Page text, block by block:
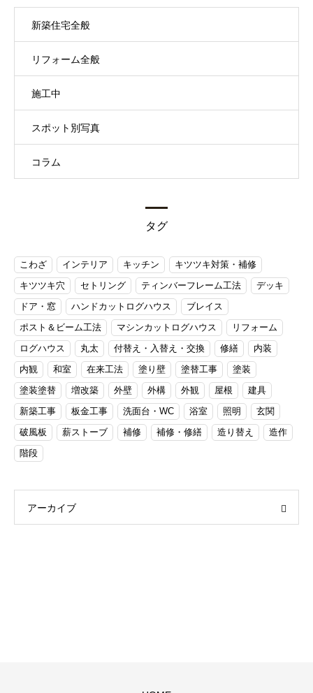
新築住宅全般
リフォーム全般
施工中
スポット別写真
コラム
タグ
こわざ インテリア キッチン
キツツキ対策・補修
キツツキ穴
セトリング ティンバーフレーム工法
デッキ
ドア・窓
ハンドカットログハウス
ブレイス
ポスト＆ビーム工法
マシンカットログハウス
リフォーム
ログハウス
丸太 付替え・入替え・交換 修繕
内装
内観
和室 在来工法 塗り壁 塗替工事
塗装
塗装塗替
増改築 外壁 外構 外観 屋根
建具
新築工事
板金工事 洗面台・WC 浴室 照明
玄関
破風板
薪ストーブ 補修 補修・修繕 造り替え
造作
階段
アーカイブ